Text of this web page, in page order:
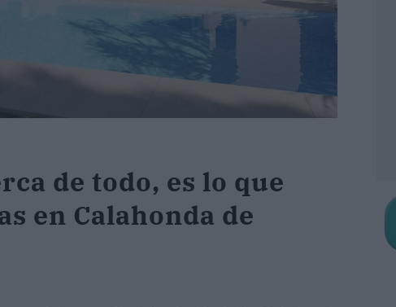
de todo, es lo que
en Calahonda de